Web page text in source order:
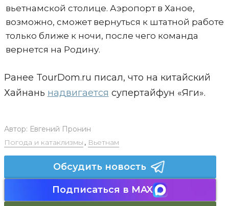
вьетнамской столице. Аэропорт в Ханое,
возможно, сможет вернуться к штатной работе
только ближе к ночи, после чего команда
вернется на Родину.
Ранее TourDom.ru писал, что на китайский
Хайнань надвигается супертайфун «Яги».
Автор: Евгений Пронин
Погода и катаклизмы , Вьетнам
Обсудить новость
Подписаться в MAX